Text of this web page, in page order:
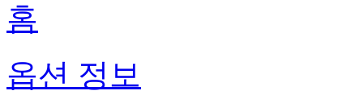
홈
옵션 정보